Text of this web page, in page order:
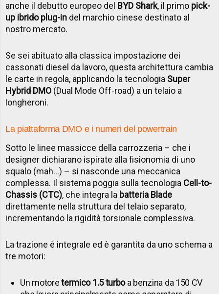
anche il debutto europeo del BYD Shark, il primo pick-
up ibrido plug-in del marchio cinese destinato al
nostro mercato.
Se sei abituato alla classica impostazione dei
cassonati diesel da lavoro, questa architettura cambia
le carte in regola, applicando la tecnologia Super
Hybrid DMO (Dual Mode Off-road) a un telaio a
longheroni.
La piattaforma DMO e i numeri del powertrain
Sotto le linee massicce della carrozzeria – che i
designer dichiarano ispirate alla fisionomia di uno
squalo (mah...) – si nasconde una meccanica
complessa. Il sistema poggia sulla tecnologia Cell-to-
Chassis (CTC), che integra la batteria Blade
direttamente nella struttura del telaio separato,
incrementando la rigidità torsionale complessiva.
La trazione è integrale ed è garantita da uno schema a
tre motori:
Un motoretermico 1.5 turboa benzina da 150 CV